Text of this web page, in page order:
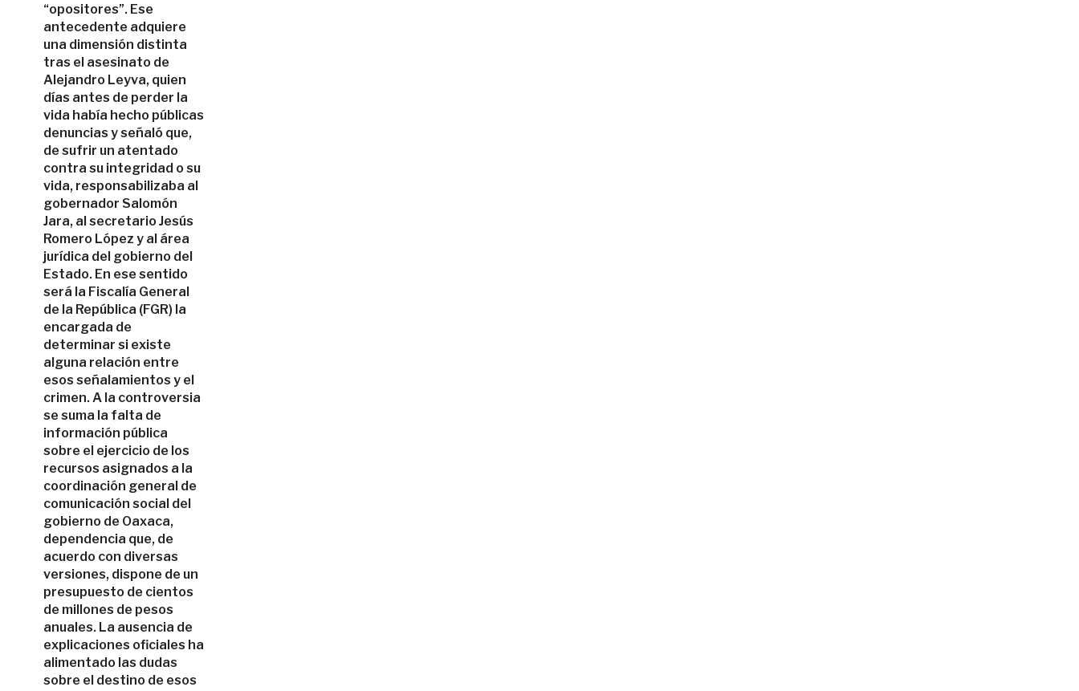
“opositores”. Ese
antecedente adquiere
una dimensión distinta
tras el asesinato de
Alejandro Leyva, quien
días antes de perder la
vida había hecho públicas
denuncias y señaló que,
de sufrir un atentado
contra su integridad o su
vida, responsabilizaba al
gobernador Salomón
Jara, al secretario Jesús
Romero López y al área
jurídica del gobierno del
Estado. En ese sentido
será la Fiscalía General
de la República (FGR) la
encargada de
determinar si existe
alguna relación entre
esos señalamientos y el
crimen. A la controversia
se suma la falta de
información pública
sobre el ejercicio de los
recursos asignados a la
coordinación general de
comunicación social del
gobierno de Oaxaca,
dependencia que, de
acuerdo con diversas
versiones, dispone de un
presupuesto de cientos
de millones de pesos
anuales. La ausencia de
explicaciones oficiales ha
alimentado las dudas
sobre el destino de esos